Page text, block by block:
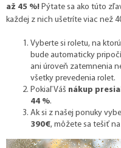
až 45 %! Pýtate sa ako túto
každej z nich ušetríte viac než
Vyberte si roletu, na
bude automaticky
ani úroveň zatemnenia
všetky prevedenia rolet.
Pokiaľ Váš nákup
44 %.
Ak si z našej ponuky
390€, môžete sa tešiť na